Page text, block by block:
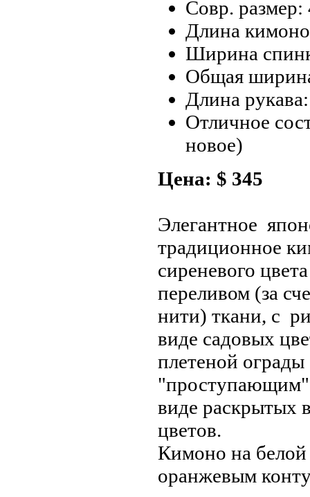
Совр. размер:
Длина
Ширина
Общая
Длина
Отличное
новое)
Цена: $ 345
Элегантное
традиционное
сиреневого
переливом (за
нити) ткани, с
виде садовых
плетеной ограды
"проступающим"
виде раскрытых
цветов.
Кимоно на
оранжевым